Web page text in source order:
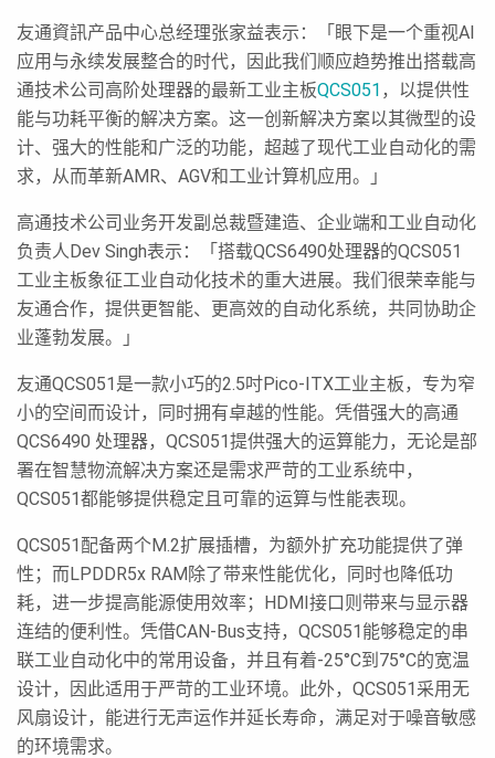
友通資訊产品中心总经理张家益表示：「眼下是一个重视AI
应用与永续发展整合的时代，因此我们顺应趋势推出搭载高
通技术公司高阶处理器的最新工业主板QCS051 ，以提供性
能与功耗平衡的解决方案。这一创新解决方案以其微型的设
计、强大的性能和广泛的功能，超越了现代工业自动化的需
求，从而革新AMR、AGV和工业计算机应用。」
高通技术公司业务开发副总裁暨建造、企业端和工业自动化
负责人Dev Singh表示：「搭载QCS6490处理器的QCS051
工业主板象征工业自动化技术的重大进展。我们很荣幸能与
友通合作，提供更智能、更高效的自动化系统，共同协助企
业蓬勃发展。」
友通QCS051是一款小巧的2.5吋Pico-ITX工业主板，专为窄
小的空间而设计，同时拥有卓越的性能。凭借强大的高通
QCS6490 处理器，QCS051提供强大的运算能力，无论是部
署在智慧物流解决方案还是需求严苛的工业系统中，
QCS051都能够提供稳定且可靠的运算与性能表现。
QCS051配备两个M.2扩展插槽，为额外扩充功能提供了弹
性；而LPDDR5x RAM除了带来性能优化，同时也降低功
耗，进一步提高能源使用效率；HDMI接口则带来与显示器
连结的便利性。凭借CAN-Bus支持，QCS051能够稳定的串
联工业自动化中的常用设备，并且有着-25°C到75°C的宽温
设计，因此适用于严苛的工业环境。此外，QCS051采用无
风扇设计，能进行无声运作并延长寿命，满足对于噪音敏感
的环境需求。